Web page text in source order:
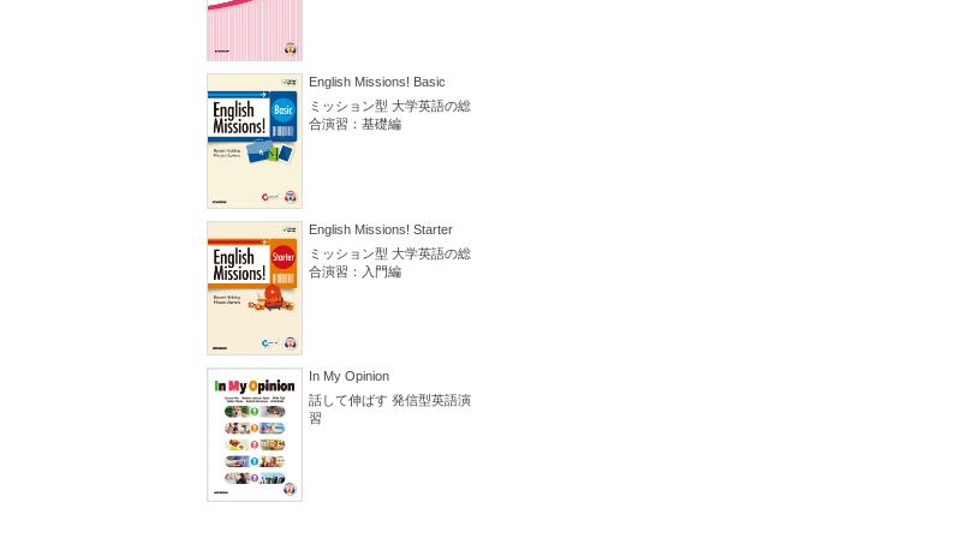
English Missions! Basic
ミッション型 大学英語の総
合演習：基礎編
English Missions! Starter
ミッション型 大学英語の総
合演習：入門編
In My Opinion
話して伸ばす 発信型英語演
習